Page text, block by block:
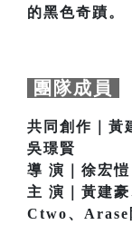
的黑色奇蹟。
團隊成員
共同創作｜黃
吳璟賢
導 演｜徐宏愷
主 演｜黃建
Ctwo、Arase